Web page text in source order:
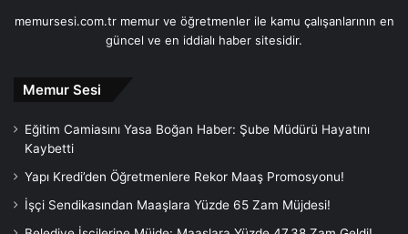
memursesi.com.tr memur ve öğretmenler ile kamu çalışanlarının en
güncel ve en iddialı haber sitesidir.
Memur Sesi
Eğitim Camiasını Yasa Boğan Haber: Şube Müdürü Hayatını
Kaybetti
Yapı Kredi’den Öğretmenlere Rekor Maaş Promosyonu!
İşçi Sendikasından Maaşlara Yüzde 65 Zam Müjdesi!